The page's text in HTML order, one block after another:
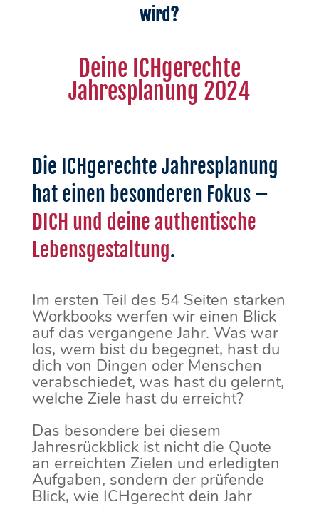
wird?
Deine ICHgerechte
Jahresplanung 2024
Die ICHgerechte Jahresplanung
hat einen besonderen Fokus –
DICH und deine authentische
Lebensgestaltung.
Im ersten Teil des 54 Seiten starken
Workbooks werfen wir einen Blick
auf das vergangene Jahr. Was war
los, wem bist du begegnet, hast du
dich von Dingen oder Menschen
verabschiedet, was hast du gelernt,
welche Ziele hast du erreicht?
Das besondere bei diesem
Jahresrückblick ist nicht die Quote
an erreichten Zielen und erledigten
Aufgaben, sondern der prüfende
Blick, wie ICHgerecht dein Jahr